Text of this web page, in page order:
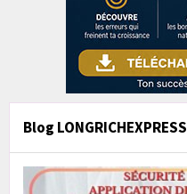
Blog LONGRICHEXPRESS